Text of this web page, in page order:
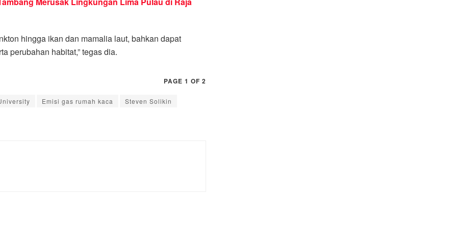
hingga ikan dan mamalia laut, bahkan dapat
perubahan habitat,” tegas dia.
PAGE 1 OF 2
Emisi gas rumah kaca Steven Solikin